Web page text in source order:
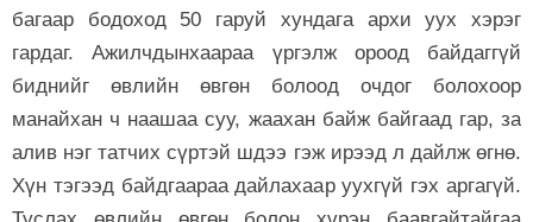
багаар бодоход 50 гаруй хундага архи уух хэрэг
гардаг. Ажилчдынхаараа үргэлж ороод байдаггүй
биднийг өвлийн өвгөн болоод очдог болохоор
манайхан ч наашаа суу, жаахан байж байгаад гар, за
алив нэг татчих сүртэй шдээ гэж ирээд л дайлж өгнө.
Хүн тэгээд байдгаараа дайлахаар уухгүй гэх аргагүй.